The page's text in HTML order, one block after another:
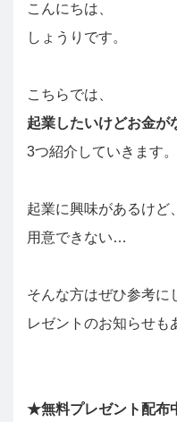
こんにちは、
しょうりです。
こちらでは、
起業したいけどお金が
3つ紹介していきます。
起業に興味があるけど
用意できない…
そんな方はぜひ参考に
レゼントのお知らせも
★無料プレゼント配布